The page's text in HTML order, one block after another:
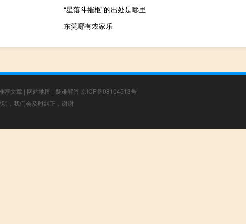
“星落斗摧枢”的出处是哪里
东莞哪有农家乐
荐文章 | 网站地图 | 疑难解答 京ICP备08104513号
，我们会及时纠正，谢谢